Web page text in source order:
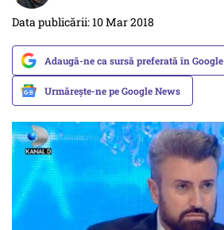
Data publicării: 10 Mar 2018
Adaugă-ne ca sursă preferată în Google
Urmărește-ne pe Google News